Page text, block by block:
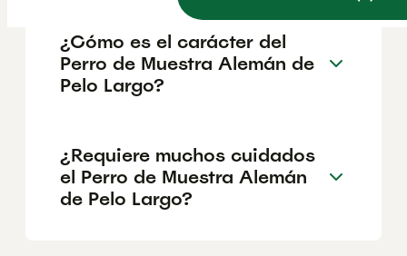
¿Cómo es el carácter del
Perro de Muestra Alemán de
Pelo Largo?
¿Requiere muchos cuidados
el Perro de Muestra Alemán
de Pelo Largo?